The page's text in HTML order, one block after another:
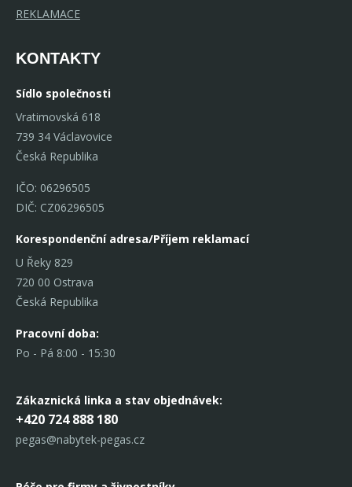
REKLAMACE
KONTAKTY
Sídlo společnosti
Vratimovská 618
739 34 Václavovice
Česká Republika
IČO: 06296505
DIČ: CZ06296505
Korespondenční adresa/Příjem reklamací
U Řeky 829
720 00 Ostrava
Česká Republika
Pracovní doba:
Po - Pá 8:00 - 15:30
Zákaznická linka a stav objednávek:
+420 724 888 180
pegas@nabytek-pegas.cz